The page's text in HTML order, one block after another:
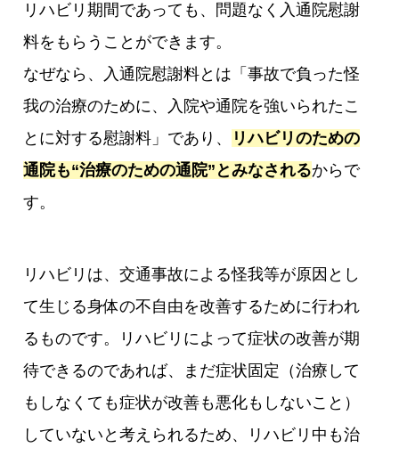
リハビリ期間であっても、問題なく入通院慰謝
料をもらうことができます。
なぜなら、入通院慰謝料とは「事故で負った怪
我の治療のために、入院や通院を強いられたこ
とに対する慰謝料」であり、
リハビリのための
通院も“治療のための通院”とみなされるからで
す。
リハビリは、交通事故による怪我等が原因とし
て生じる身体の不自由を改善するために行われ
るものです。リハビリによって症状の改善が期
待できるのであれば、まだ症状固定（治療して
もしなくても症状が改善も悪化もしないこと）
していないと考えられるため、リハビリ中も治